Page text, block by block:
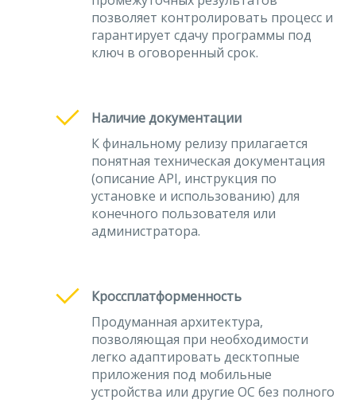
позволяет контролировать процесс и
гарантирует сдачу программы под
ключ в оговоренный срок.
Наличие документации
К финальному релизу прилагается
понятная техническая документация
(описание API, инструкция по
установке и использованию) для
конечного пользователя или
администратора.
Кроссплатформенность
Продуманная архитектура,
позволяющая при необходимости
легко адаптировать десктопные
приложения под мобильные
устройства или другие ОС без полного